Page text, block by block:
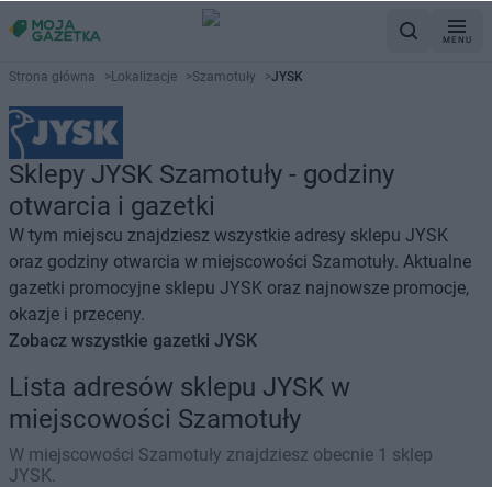
MENU
Strona główna >Lokalizacje >Szamotuły >JYSK
Sklepy JYSK Szamotuły - godziny
otwarcia i gazetki
W tym miejscu znajdziesz wszystkie adresy sklepu JYSK
oraz godziny otwarcia w miejscowości Szamotuły. Aktualne
gazetki promocyjne sklepu JYSK oraz najnowsze promocje,
okazje i przeceny.
Zobacz wszystkie gazetki JYSK
Lista adresów sklepu JYSK w
miejscowości Szamotuły
W miejscowości Szamotuły znajdziesz obecnie 1 sklep
JYSK.